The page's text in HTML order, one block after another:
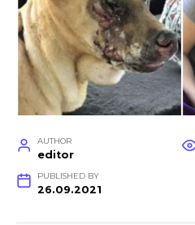
AUTHOR
editor
PUBLISHED BY
26.09.2021